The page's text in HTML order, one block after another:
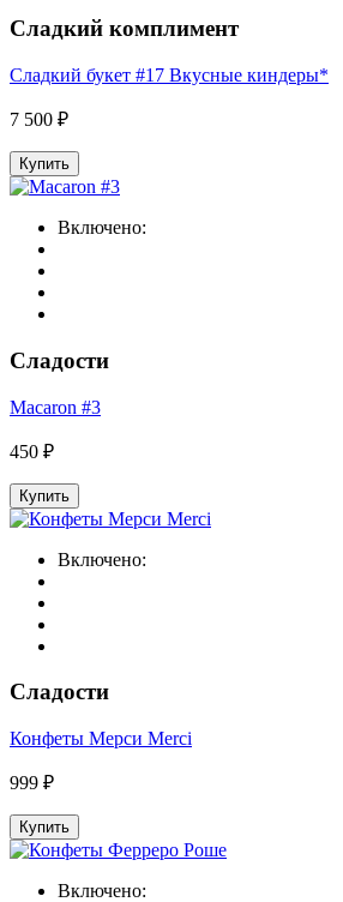
Сладкий комплимент
Сладкий букет #17 Вкусные киндеры*
7 500 ₽
Купить
Включено:
Сладости
Macaron #3
450 ₽
Купить
Включено:
Сладости
Конфеты Мерси Merci
999 ₽
Купить
Включено: